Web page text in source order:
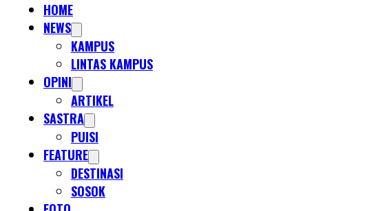
HOME
NEWS
KAMPUS
LINTAS KAMPUS
OPINI
ARTIKEL
SASTRA
PUISI
FEATURE
DESTINASI
SOSOK